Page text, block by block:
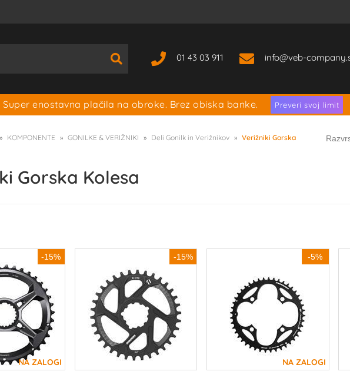
01 43 03 911 info veb-
Super enostavna plačila na obroke. Brez obiska banke. Preveri svoj limit
KOMPONENTE GONILKE & VERIŽNIKI Deli Gonilk in Verižnikov
Verižniki Gorska
Gorska Kolesa
-15% -15% -5%